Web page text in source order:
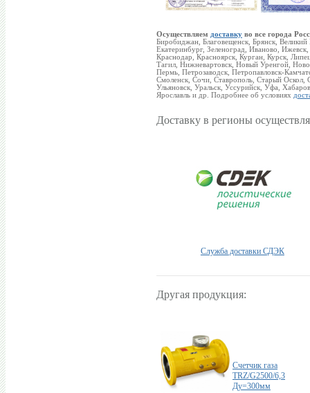
Осуществляем доставку во все города
Биробиджан, Благовещенск, Брянск,
Екатеринбург, Зеленоград, Иваново,
Краснодар, Красноярск, Курган, Курск,
Тагил, Нижневартовск, Новый Уренгой,
Пермь, Петрозаводск, Петропавловск-
Смоленск, Сочи, Ставрополь, Старый Оскол,
Ульяновск, Уральск, Уссурийск, Уфа,
Ярославль и др. Подробнее об условиях
Доставку в регионы
Служба доставки СДЭК
Другая продукция:
Счетчик газа
TRZ/G2500/6,3
Ду=300мм